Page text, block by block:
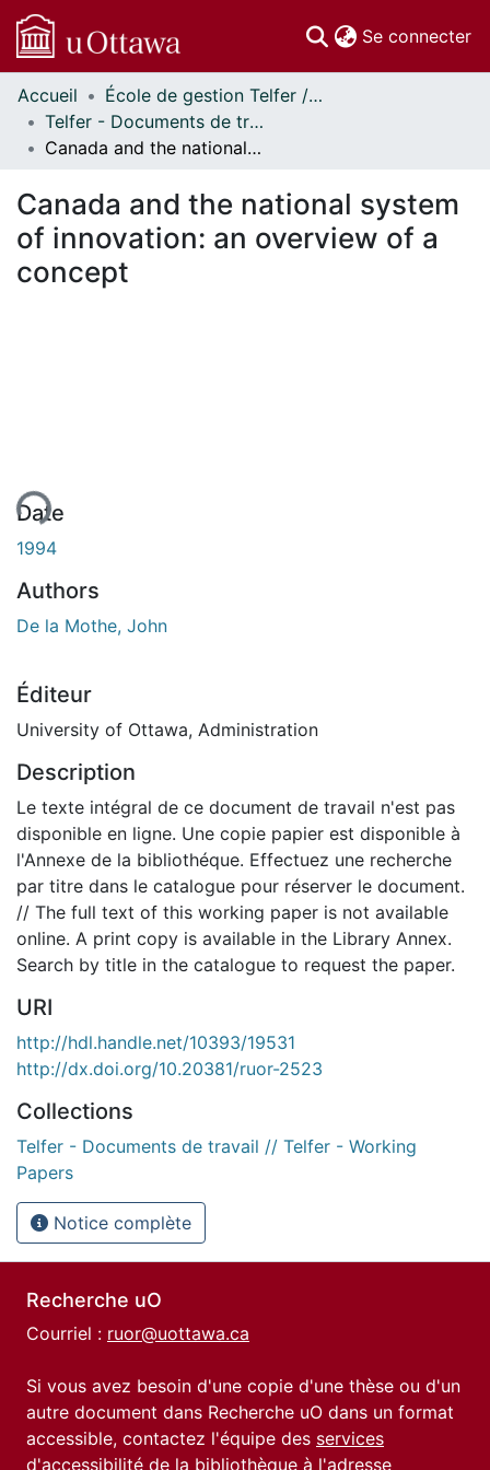
Se connecter
Communautés
et collections
Parcourir
À propos
Accueil
École de gestion Telfer // Telfer School of Management
Telfer - Documents de travail // Telfer - Working Papers
Canada and the national system of innovation: an overview of a concept
Canada and the national system
of innovation: an overview of a
concept
Date
1994
Authors
De la Mothe, John
Éditeur
University of Ottawa, Administration
Description
Le texte intégral de ce document de travail n'est pas
disponible en ligne. Une copie papier est disponible à
l'Annexe de la bibliothéque. Effectuez une recherche
par titre dans le catalogue pour réserver le document.
// The full text of this working paper is not available
online. A print copy is available in the Library Annex.
Search by title in the catalogue to request the paper.
URI
http://hdl.handle.net/10393/19531
http://dx.doi.org/10.20381/ruor-2523
Collections
Telfer - Documents de travail // Telfer - Working
Papers
Notice complète
Recherche uO
Courriel : ruor@uottawa.ca
Si vous avez besoin d'une copie d'une thèse ou d'un
autre document dans Recherche uO dans un format
accessible, contactez l'équipe des services
d'accessibilité de la bibliothèque à l'adresse